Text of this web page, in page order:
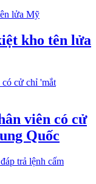
kho tên lửa
viên có cử
Quốc